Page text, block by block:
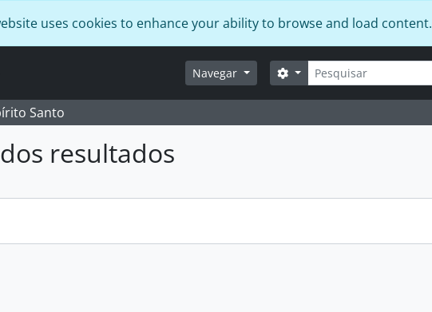
uses cookies to enhance your ability to browse and load content.
Navegar Pesquisar
Opções de busca
Santo
resultados